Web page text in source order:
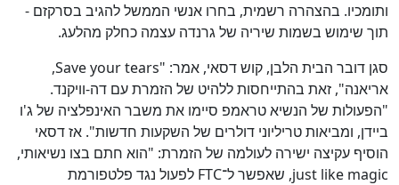
ותומכיו. בהצהרה רשמית, בחרו אנשי הממשל להגיב בסרקזם -
תוך שימוש בשמות שיריה של גרנדה עצמה כחלק מהלעג.
סגן דובר הבית הלבן, קוש דסאי, אמר: "Save your tears,
אריאנה", זאת בהתייחסות ללהיט של הזמרת עם דה-וויקנד.
"הפעולות של הנשיא טראמפ סיימו את משבר האינפלציה של ג'ו
ביידן, ומביאות טריליוני דולרים של השקעות חדשות". אז דסאי
הוסיף עקיצה ישירה לעולמה של הזמרת: "הוא חתם בצו נשיאותי,
just like magic, שאפשר ל־FTC לפעול נגד פלטפורמת